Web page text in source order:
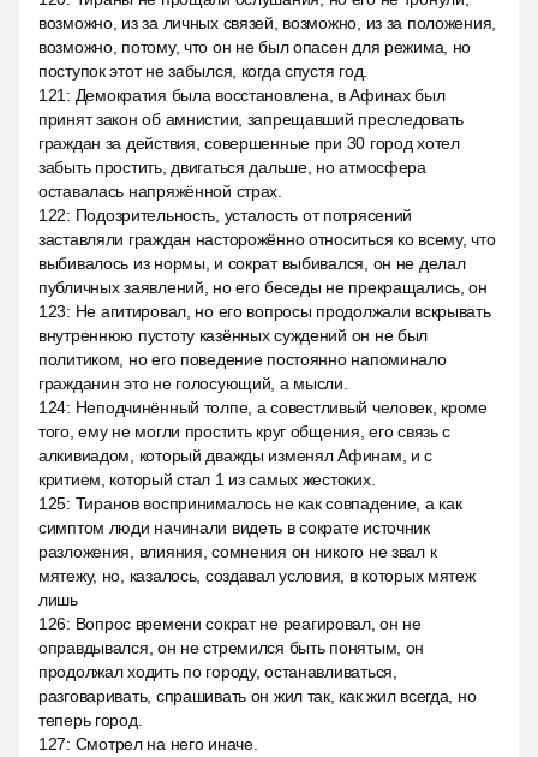
возможно, из за личных связей, возможно, из за положения,
возможно, потому, что он не был опасен для режима, но
поступок этот не забылся, когда спустя год.
121 : Демократия была восстановлена, в Афинах был
принят закон об амнистии, запрещавший преследовать
граждан за действия, совершенные при 30 город хотел
забыть простить, двигаться дальше, но атмосфера
оставалась напряжённой страх.
122: Подозрительность, усталость от потрясений
заставляли граждан насторожённо относиться ко всему, что
выбивалось из нормы, и сократ выбивался, он не делал
публичных заявлений, но его беседы не прекращались, он
123: Не агитировал, но его вопросы продолжали вскрывать
внутреннюю пустоту казённых суждений он не был
политиком, но его поведение постоянно напоминало
гражданин это не голосующий, а мысли.
124: Неподчинённый толпе, а совестливый человек, кроме
того, ему не могли простить круг общения, его связь с
алкивиадом, который дважды изменял Афинам, и с
критием, который стал 1 из самых жестоких.
125: Тиранов воспринималось не как совпадение, а как
симптом люди начинали видеть в сократе источник
разложения, влияния, сомнения он никого не звал к
мятежу, но, казалось, создавал условия, в которых мятеж
лишь
126: Вопрос времени сократ не реагировал, он не
оправдывался, он не стремился быть понятым, он
продолжал ходить по городу, останавливаться,
разговаривать, спрашивать он жил так, как жил всегда, но
теперь город.
127: Смотрел на него иначе.